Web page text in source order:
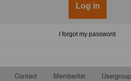
I forgot my password
Contact Memberlist